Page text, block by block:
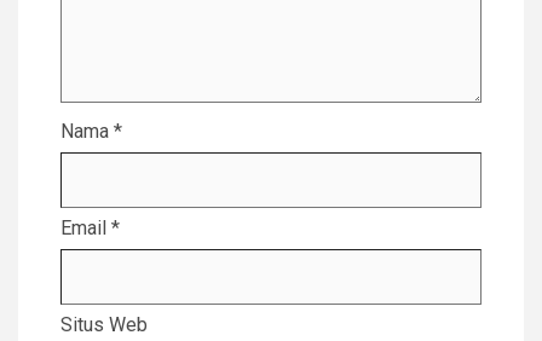
Nama *
Email *
Situs Web